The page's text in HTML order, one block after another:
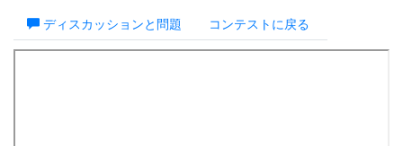
ディスカッションと問題 コンテストに戻る